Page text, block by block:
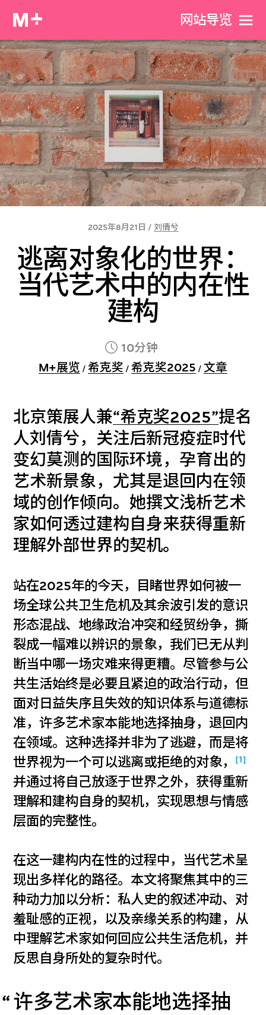
网站导览
2025年8月21日 / 刘倩兮
逃离对象化的世界：
当代艺术中的内在性
建构
10分钟
M+展览 / 希克奖 / 希克奖2025 / 文章
北京策展人兼“希克奖2025”提名
人刘倩兮，关注后新冠疫症时代
变幻莫测的国际环境，孕育出的
艺术新景象，尤其是退回内在领
域的创作倾向。她撰文浅析艺术
家如何透过建构自身来获得重新
理解外部世界的契机。
站在2025年的今天，目睹世界如何被一
场全球公共卫生危机及其余波引发的意识
形态混战、地缘政治冲突和经贸纷争，撕
裂成一幅难以辨识的景象，我们已无从判
断当中哪一场灾难来得更糟。尽管参与公
共生活始终是必要且紧迫的政治行动，但
面对日益失序且失效的知识体系与道德标
准，许多艺术家本能地选择抽身，退回内
在领域。这种选择并非为了逃避，而是将
世界视为一个可以逃离或拒绝的对象，
[1]
并通过将自己放逐于世界之外，获得重新
理解和建构自身的契机，实现思想与情感
层面的完整性。
在这一建构内在性的过程中，当代艺术呈
现出多样化的路径。本文将聚焦其中的三
种动力加以分析：私人史的叙述冲动、对
羞耻感的正视，以及亲缘关系的构建，从
中理解艺术家如何回应公共生活危机，并
反思自身所处的复杂时代。
许多艺术家本能地选择抽